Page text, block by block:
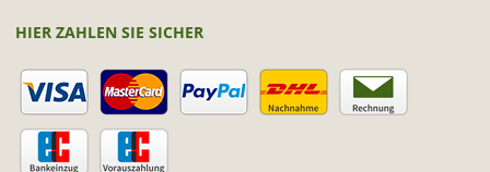
HIER ZAHLEN SIE SICHER